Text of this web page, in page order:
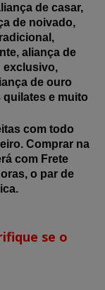
de casar,
de noivado,
aliança de
exclusivo,
de ouro
quilates e muito
com todo
Comprar na
com Frete
o par de
se o